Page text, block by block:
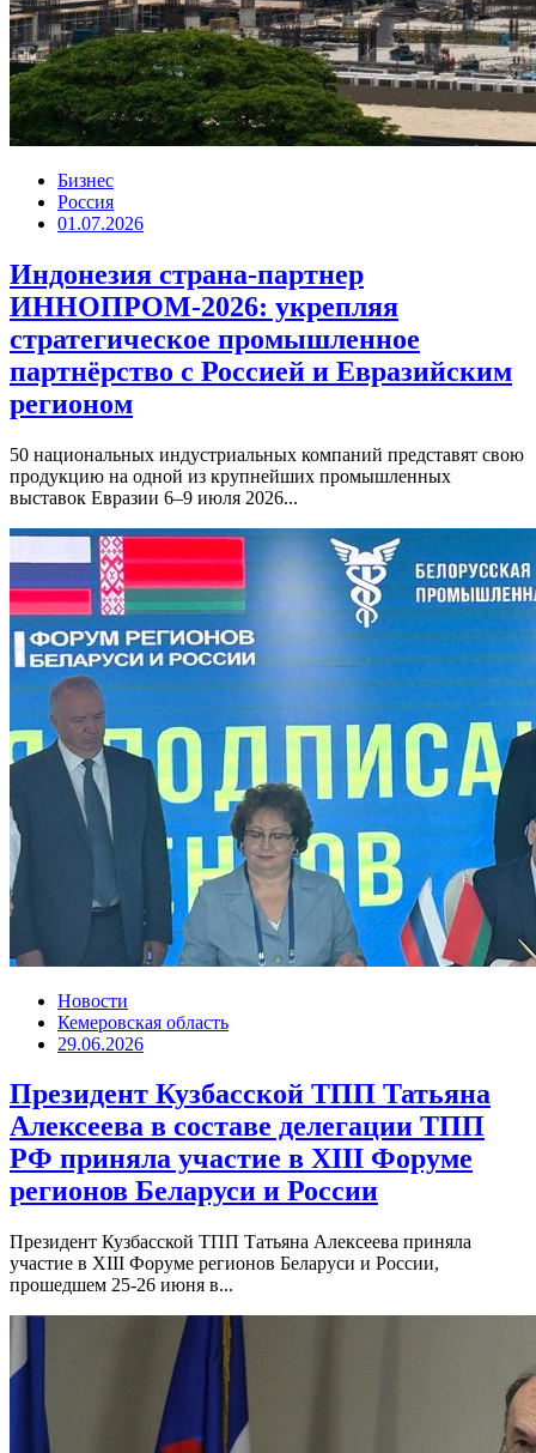
Бизнес
Россия
01.07.2026
Индонезия страна-партнер
ИННОПРОМ-2026: укрепляя
стратегическое промышленное
партнёрство с Россией и Евразийским
регионом
50 национальных индустриальных компаний представят свою
продукцию на одной из крупнейших промышленных
выставок Евразии 6–9 июля 2026...
Новости
Кемеровская область
29.06.2026
Президент Кузбасской ТПП Татьяна
Алексеева в составе делегации ТПП
РФ приняла участие в XIII Форуме
регионов Беларуси и России
Президент Кузбасской ТПП Татьяна Алексеева приняла
участие в XIII Форуме регионов Беларуси и России,
прошедшем 25-26 июня в...